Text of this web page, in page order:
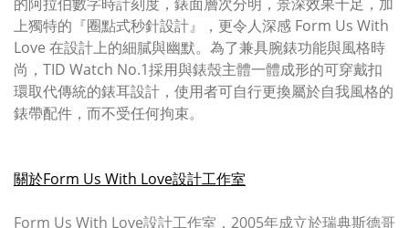
上獨特的『圈點式秒針設計』，更令人深感 Form Us With
Love 在設計上的細膩與幽默。為了兼具腕錶功能與風格時
尚，TID Watch No.1採用與錶殼主體一體成形的可穿戴扣
環取代傳統的錶耳設計，使用者可自行更換屬於自我風格的
錶帶配件，而不受任何拘束。
關於Form Us With Love設計工作室
Form Us With Love設計工作室，2005年成立於瑞典斯德哥